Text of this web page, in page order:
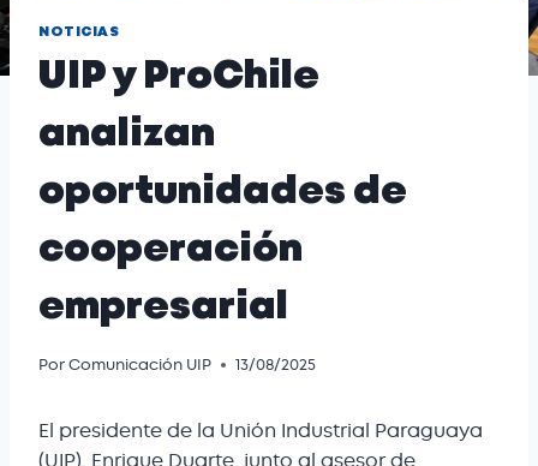
NOTICIAS
UIP y ProChile
analizan
oportunidades de
cooperación
empresarial
PorComunicación UIP 13/08/2025
El presidente de la Unión Industrial Paraguaya
(UIP), Enrique Duarte, junto al asesor de